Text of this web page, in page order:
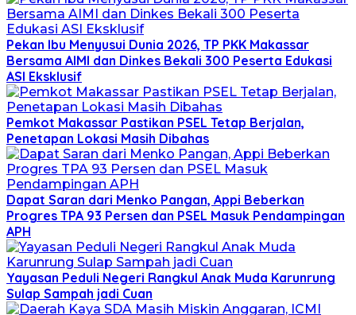
Pekan Ibu Menyusui Dunia 2026, TP PKK Makassar
Bersama AIMI dan Dinkes Bekali 300 Peserta Edukasi
ASI Eksklusif
Pemkot Makassar Pastikan PSEL Tetap Berjalan,
Penetapan Lokasi Masih Dibahas
Dapat Saran dari Menko Pangan, Appi Beberkan
Progres TPA 93 Persen dan PSEL Masuk Pendampingan
APH
Yayasan Peduli Negeri Rangkul Anak Muda Karunrung
Sulap Sampah jadi Cuan